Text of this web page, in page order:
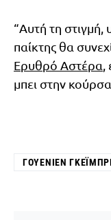
“Αυτή τη
παίκτης θα
Ερυθρό Αστέρα
μπει στην
ΓΟΥΈΝΙΕΝ